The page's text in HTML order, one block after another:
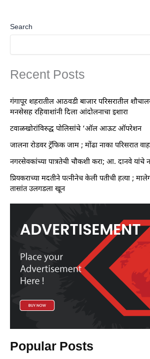
Search
Recent Posts
गंगापूर शहरातील आठवडी बाजार परिसरातील
मनसेसह रहिवाशांनी दिला आंदोलनाचा इशारा
टवाळखोरांविरुद्ध पोलिसांचे ‘ऑल आऊट ऑपरेशन
जालना रोडवर ट्रॅफिक जाम ; मोंढा नाका परिसरात
नगरसेवकांच्या पात्रतेची चौकशी करा; आ. दानवे यांचे
प्रियकराच्या मदतीने पत्नीनेच केली पतीची हत्या ;
तासांत उलगडला खून
Popular Posts